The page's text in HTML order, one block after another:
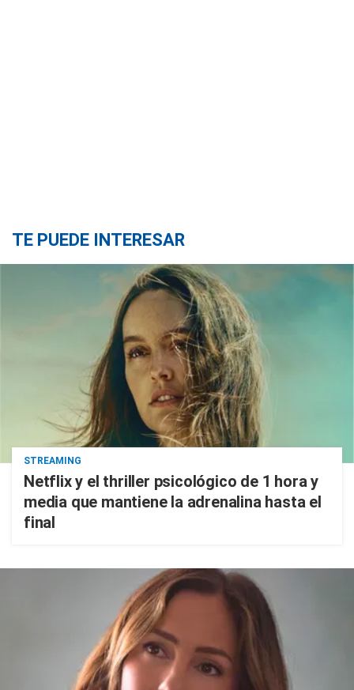
TE PUEDE INTERESAR
STREAMING
Netflix y el thriller psicológico de 1 hora y
media que mantiene la adrenalina hasta el
final